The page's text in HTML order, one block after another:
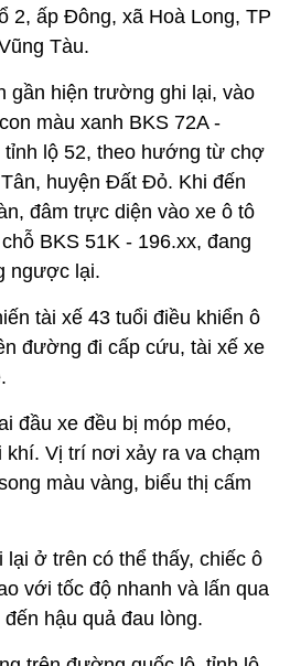
2, ấp Đông, xã Hoà Long, TP
Tàu.
gần hiện trường ghi lại, vào
màu xanh BKS 72A -
lộ 52, theo hướng từ chợ
huyện Đất Đỏ. Khi đến
đâm trực diện vào xe ô tô
BKS 51K - 196.xx, đang
ngược lại.
tài xế 43 tuổi điều khiển ô
đường đi cấp cứu, tài xế xe
đầu xe đều bị móp méo,
khí. Vị trí nơi xảy ra va chạm
màu vàng, biểu thị cấm
lại ở trên có thể thấy, chiếc ô
với tốc độ nhanh và lấn qua
hậu quả đau lòng.